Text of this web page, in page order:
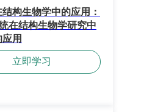
构生物学中的应用：
在结构生物学研究中
应用
立即学习